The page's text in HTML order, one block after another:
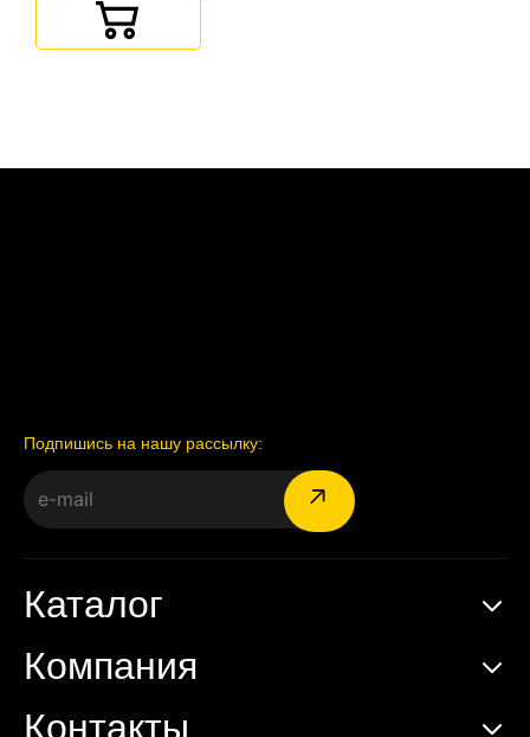
Подпишись на нашу рассылку:
Каталог
Компания
Контакты